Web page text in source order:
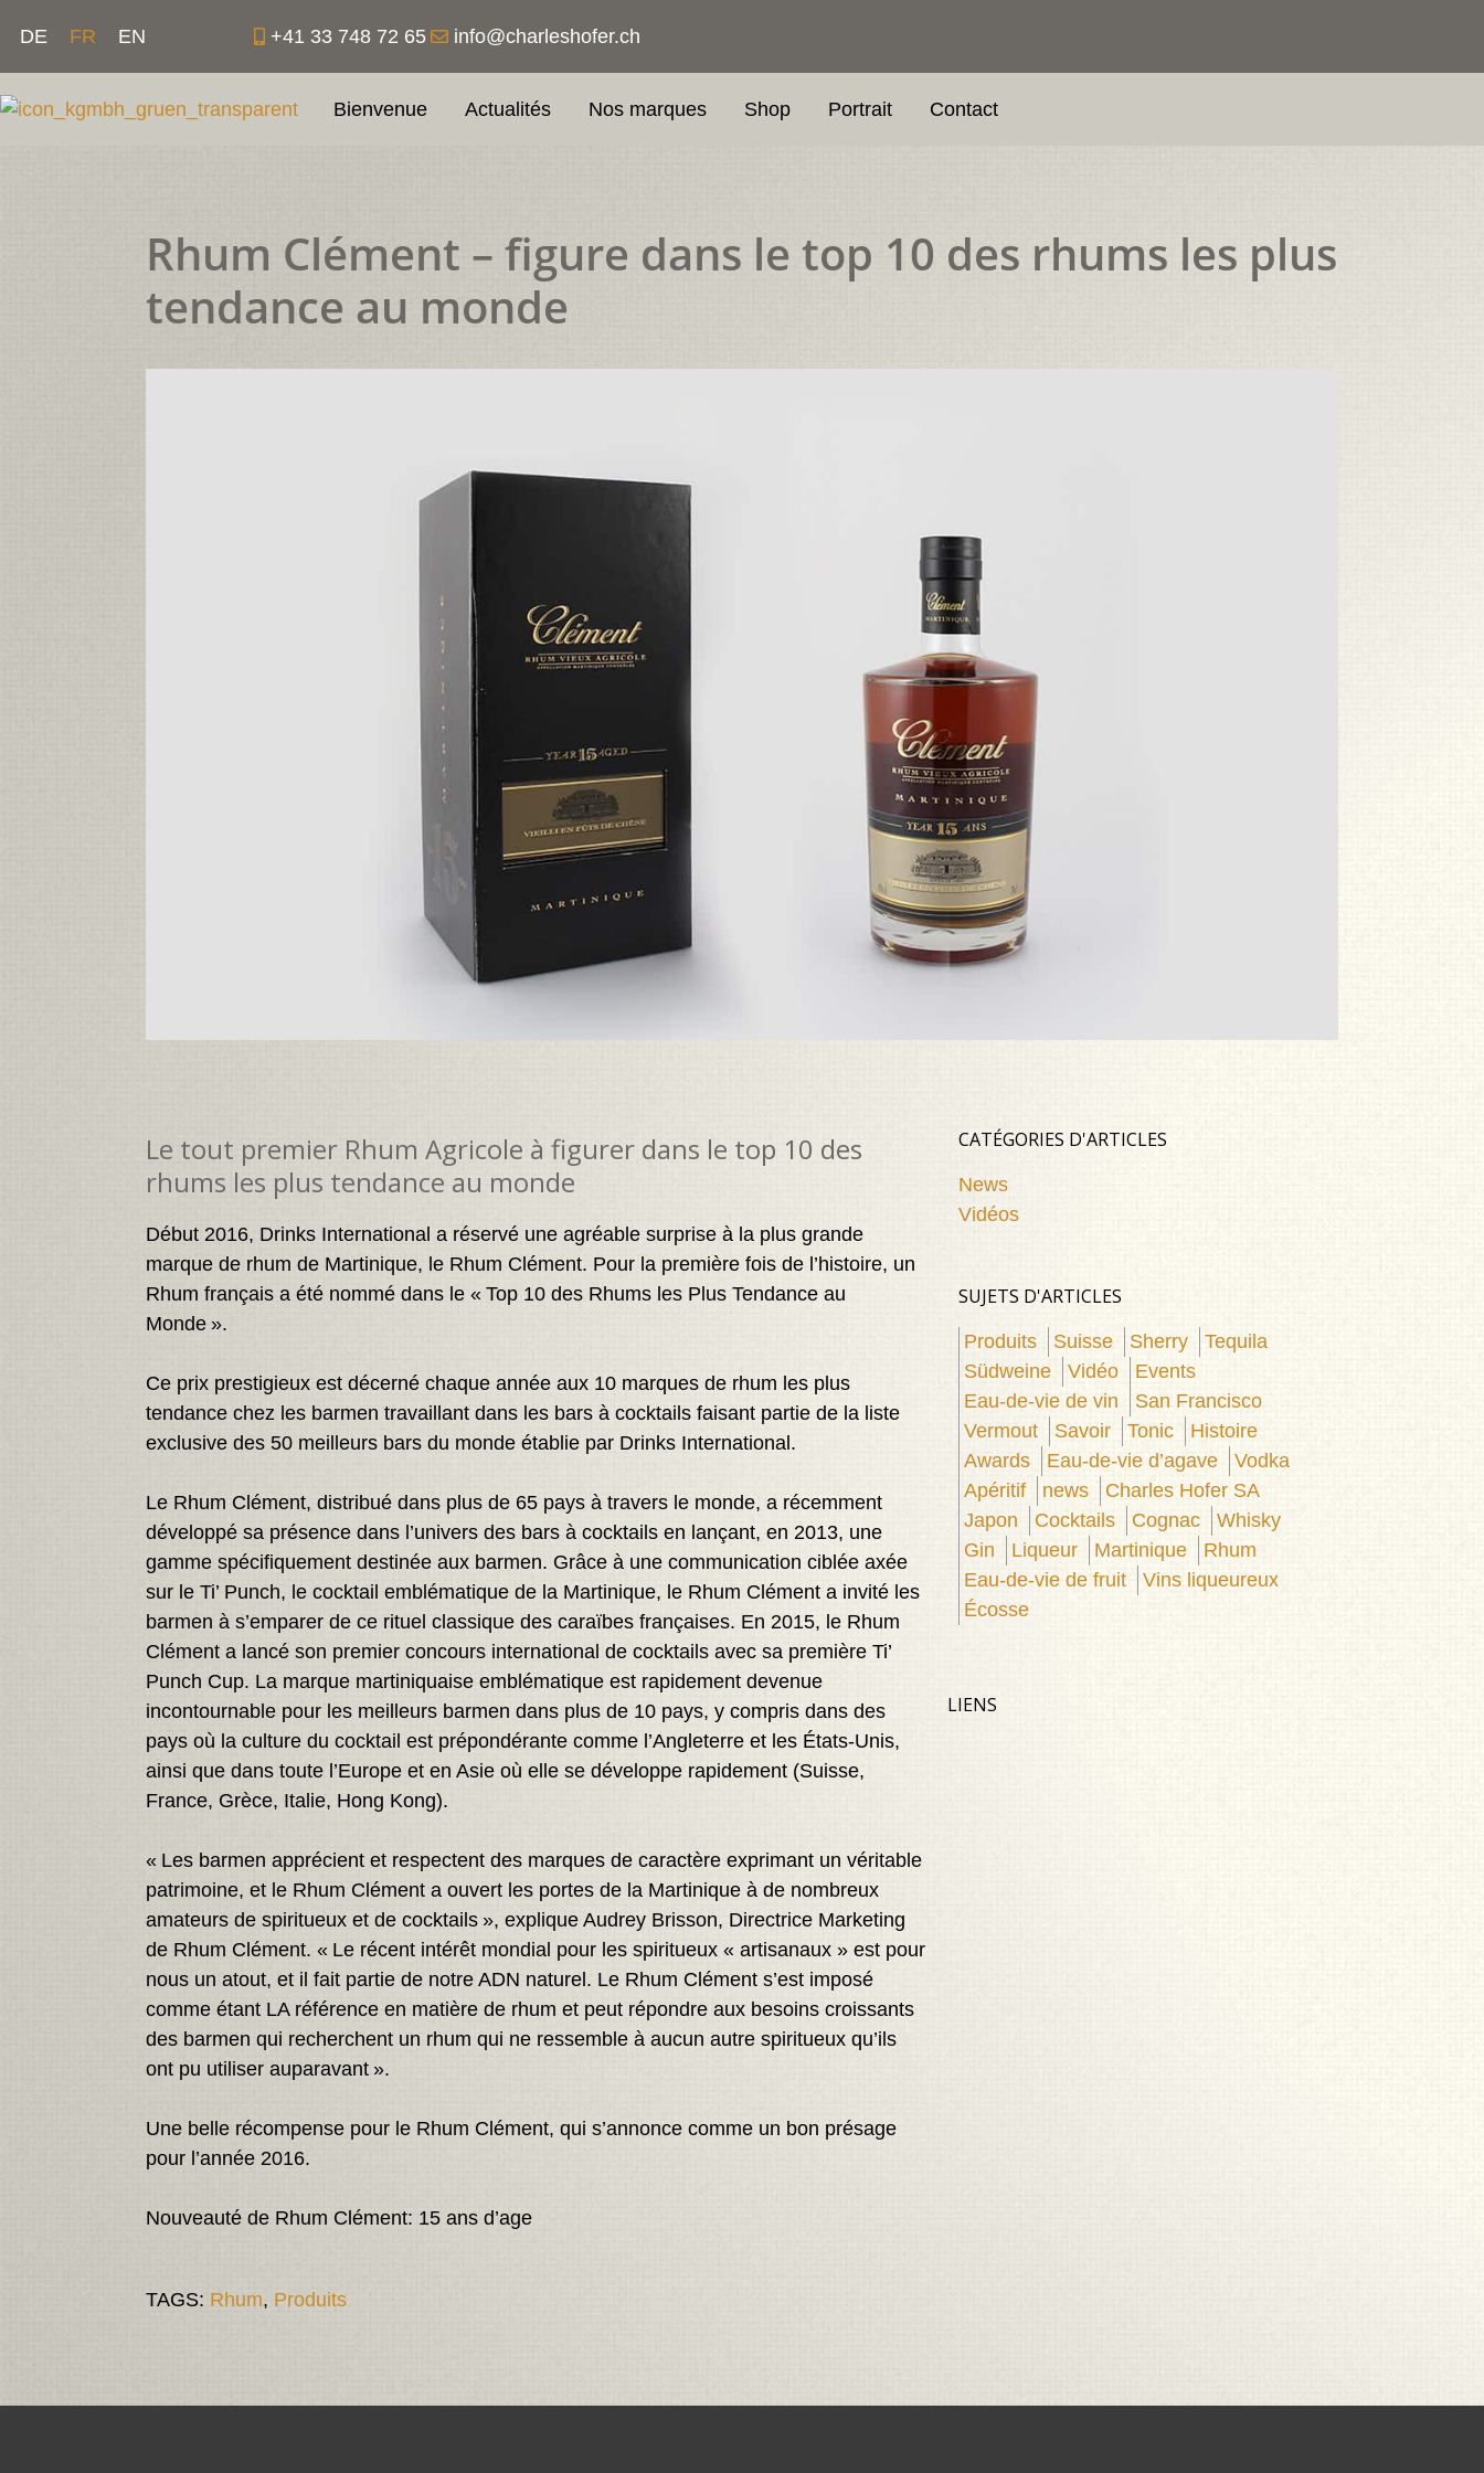
contenu
DE FR EN +41 33 748 72 65 info@charleshofer.ch
Bienvenue Actualités Nos marques Shop Portrait Contact
Rhum Clément – figure dans le top 10 des rhums les plus
tendance au monde
Le tout premier Rhum Agricole à figurer dans le top 10 des
rhums les plus tendance au monde
Début 2016, Drinks International a réservé une agréable surprise à la plus grande
marque de rhum de Martinique, le Rhum Clément. Pour la première fois de l’histoire, un
Rhum français a été nommé dans le « Top 10 des Rhums les Plus Tendance au
Monde ».
Ce prix prestigieux est décerné chaque année aux 10 marques de rhum les plus
tendance chez les barmen travaillant dans les bars à cocktails faisant partie de la liste
exclusive des 50 meilleurs bars du monde établie par Drinks International.
Le Rhum Clément, distribué dans plus de 65 pays à travers le monde, a récemment
développé sa présence dans l’univers des bars à cocktails en lançant, en 2013, une
gamme spécifiquement destinée aux barmen. Grâce à une communication ciblée axée
sur le Ti’ Punch, le cocktail emblématique de la Martinique, le Rhum Clément a invité les
barmen à s’emparer de ce rituel classique des caraïbes françaises. En 2015, le Rhum
Clément a lancé son premier concours international de cocktails avec sa première Ti’
Punch Cup. La marque martiniquaise emblématique est rapidement devenue
incontournable pour les meilleurs barmen dans plus de 10 pays, y compris dans des
pays où la culture du cocktail est prépondérante comme l’Angleterre et les États-Unis,
ainsi que dans toute l’Europe et en Asie où elle se développe rapidement (Suisse,
France, Grèce, Italie, Hong Kong).
« Les barmen apprécient et respectent des marques de caractère exprimant un véritable
patrimoine, et le Rhum Clément a ouvert les portes de la Martinique à de nombreux
amateurs de spiritueux et de cocktails », explique Audrey Brisson, Directrice Marketing
de Rhum Clément. « Le récent intérêt mondial pour les spiritueux « artisanaux » est pour
nous un atout, et il fait partie de notre ADN naturel. Le Rhum Clément s’est imposé
comme étant LA référence en matière de rhum et peut répondre aux besoins croissants
des barmen qui recherchent un rhum qui ne ressemble à aucun autre spiritueux qu’ils
ont pu utiliser auparavant ».
Une belle récompense pour le Rhum Clément, qui s’annonce comme un bon présage
pour l’année 2016.
Nouveauté de Rhum Clément: 15 ans d’age
TAGS: Rhum, Produits
CATÉGORIES D'ARTICLES
News
Vidéos
SUJETS D'ARTICLES
Produits Suisse Sherry
Tequila
Südweine
Vidéo
Events
Eau-de-vie de vin
San Francisco
Vermout
Savoir Tonic
Histoire
Awards
Eau-de-vie d’agave
Vodka
Apéritif
news
Charles Hofer SA
Japon
Cocktails Cognac
Whisky
Gin
Liqueur Martinique
Rhum
Eau-de-vie de fruit
Vins liqueureux
Écosse
LIENS